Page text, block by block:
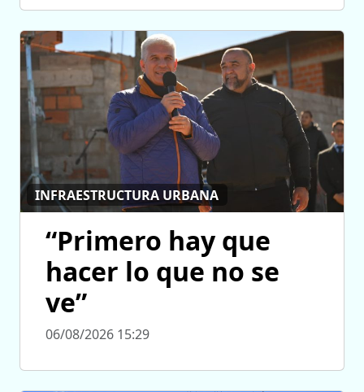
INFRAESTRUCTURA URBANA
“Primero hay que
hacer lo que no se
ve”
06/08/2026 15:29